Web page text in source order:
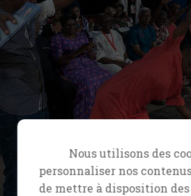
Nous utilisons des
personnaliser nos
de mettre à disposition